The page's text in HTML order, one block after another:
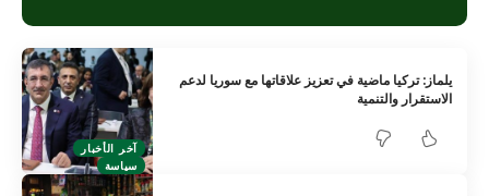
آخر الأخبار
سياسة
يلماز: تركيا ماضية في تعزيز علاقاتها مع سوريا لدعم
الاستقرار والتنمية